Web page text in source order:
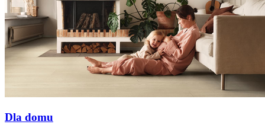
Dla domu